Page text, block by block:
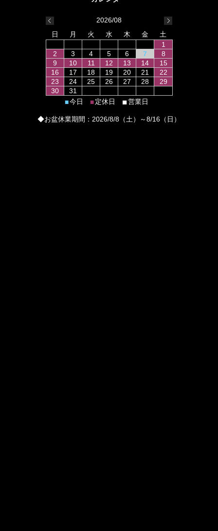
2026/08
日
月 火 水 木 金
土
1
2
3 4 5 6 7
8
9
10 11 12 13 14
15
16
17 18 19 20 21
22
23
24 25 26 27 28
29
30
31
■今日 ■定休日 ■営業日
◆お盆休業期間：2026/8/8（土）～8/16（日）